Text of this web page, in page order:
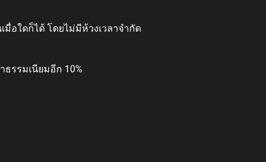
อใดก็ได้ โดยไม่มีห้วงเวลาจำกัด
รรมเนียมอีก 10%